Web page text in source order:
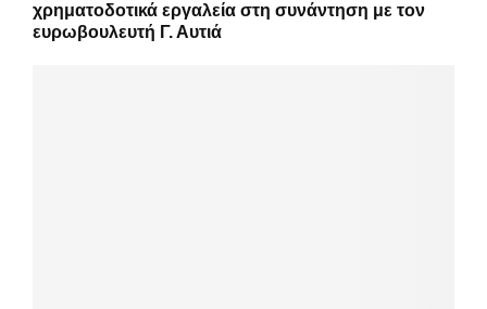
χρηματοδοτικά εργαλεία στη συνάντηση με τον
ευρωβουλευτή Γ. Αυτιά